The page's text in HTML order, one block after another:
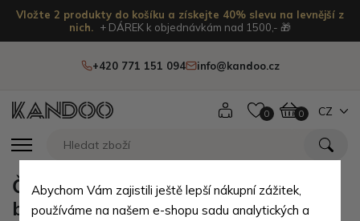
Vložte 2 produkty do košíku a získejte 40% slevu na levnější z
nich.
+ DÁREK k objednávkám nad 1500,- 🎁
+420 771 151 094 info@kandoo.cz
0 0 CZ
Červený moderní zipový dámský
batoh Kilie
Abychom Vám zajistili ještě lepší nákupní zážitek,
používáme na našem e-shopu sadu analytických a